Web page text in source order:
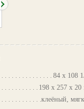
84 х 108
198 х 257 х
клеёный,